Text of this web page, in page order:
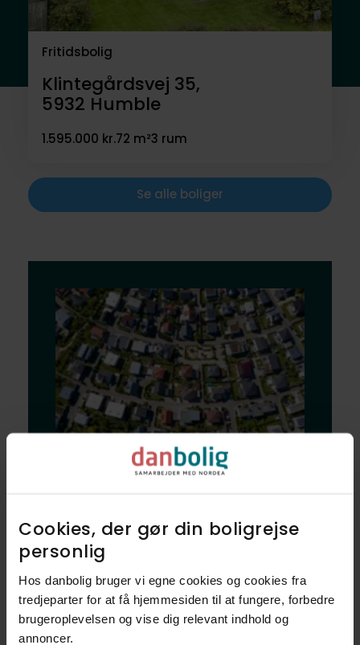
Cookies, der gør din boligrejse
personlig​
Hos danbolig bruger vi egne cookies og cookies fra
tredjeparter for at få hjemmesiden til at fungere, forbedre
brugeroplevelsen og vise dig relevant indhold og
annoncer.​
Fritidsbolig
Klintegårdsvej 35,
5932 Humble
1.595.000 kr.72 m²3 rum
Se alle boliger
Bliv klogere på
dine nye naboer
og dit nye
nabolag
Udforsk vores finmaskede data, og